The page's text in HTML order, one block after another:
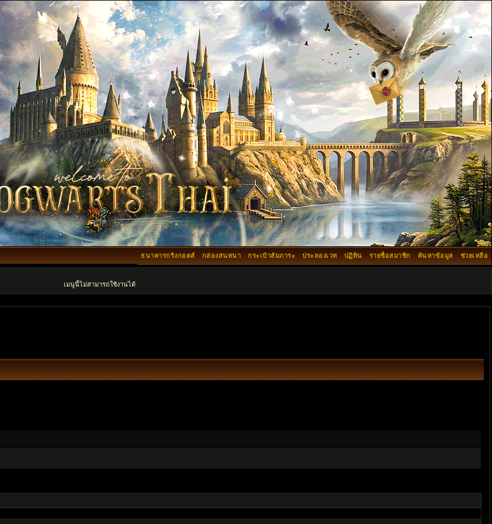
ช่วยเหลือ
ค้นหาข้อมูล
รายชื่อสมาชิก
ปฏิทิน
ประลองเวท
กระเป๋าสัมภาระ
กล่องสนทนา
ธนาคารกริงกอตส์
เมนูนี้ไม่สามารถใช้งานได้